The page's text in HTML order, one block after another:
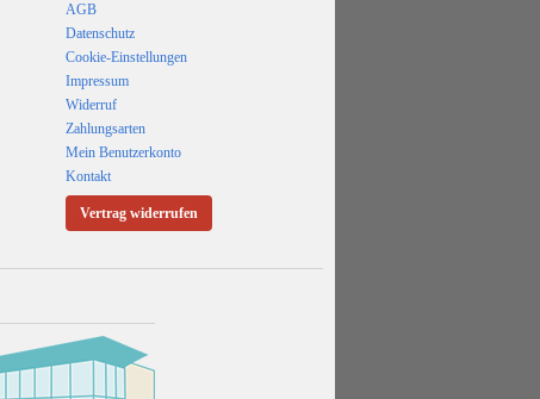
AGB
Datenschutz
Cookie-Einstellungen
Impressum
Widerruf
Zahlungsarten
Mein Benutzerkonto
Kontakt
Vertrag widerrufen